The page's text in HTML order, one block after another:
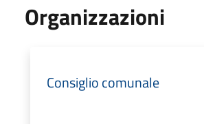
Organizzazioni
Consiglio comunale